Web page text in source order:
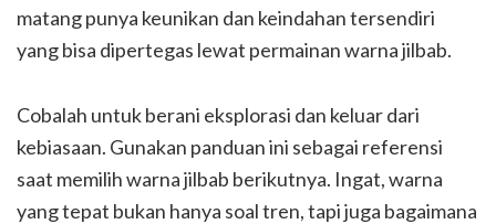
matang punya keunikan dan keindahan tersendiri
yang bisa dipertegas lewat permainan warna jilbab.
Cobalah untuk berani eksplorasi dan keluar dari
kebiasaan. Gunakan panduan ini sebagai referensi
saat memilih warna jilbab berikutnya. Ingat, warna
yang tepat bukan hanya soal tren, tapi juga bagaimana